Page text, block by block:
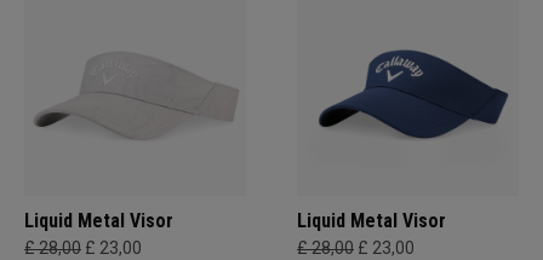
Liquid Metal Visor
£ 28,00 £ 23,00
Liquid Metal Visor
£ 28,00 £ 23,00